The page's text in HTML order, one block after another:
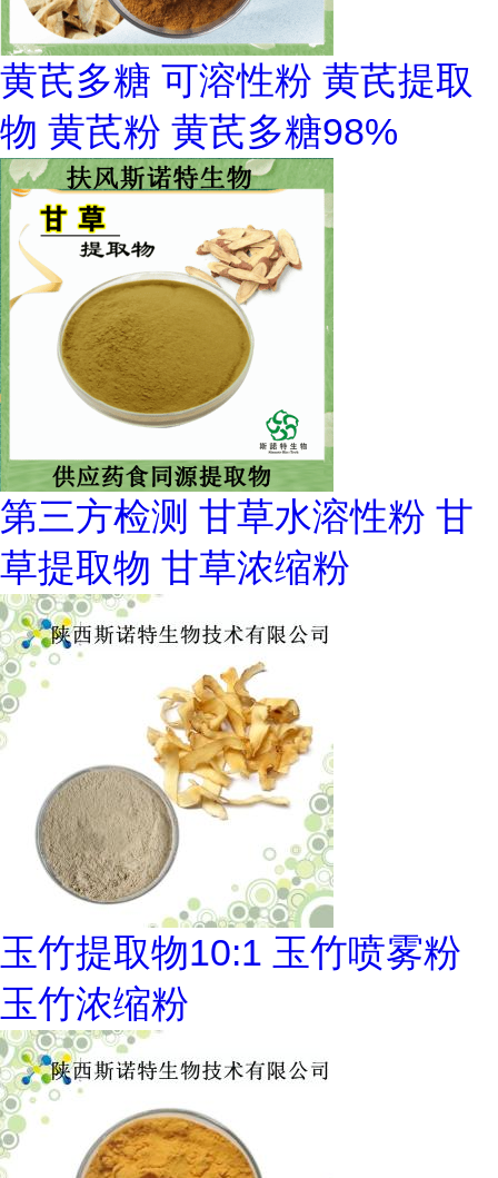
黄芪多糖 可溶性粉 黄芪提取
物 黄芪粉 黄芪多糖98%
第三方检测 甘草水溶性粉 甘
草提取物 甘草浓缩粉
玉竹提取物10:1 玉竹喷雾粉
玉竹浓缩粉